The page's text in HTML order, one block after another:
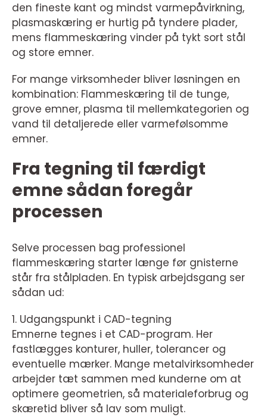
den fineste kant og mindst varmepåvirkning,
plasmaskæring er hurtig på tyndere plader,
mens flammeskæring vinder på tykt sort stål
og store emner.
For mange virksomheder bliver løsningen en
kombination: Flammeskæring til de tunge,
grove emner, plasma til mellemkategorien og
vand til detaljerede eller varmefølsomme
emner.
Fra tegning til færdigt
emne sådan foregår
processen
Selve processen bag professionel
flammeskæring starter længe før gnisterne
står fra stålpladen. En typisk arbejdsgang ser
sådan ud:
1. Udgangspunkt i CAD-tegning
Emnerne tegnes i et CAD-program. Her
fastlægges konturer, huller, tolerancer og
eventuelle mærker. Mange metalvirksomheder
arbejder tæt sammen med kunderne om at
optimere geometrien, så materialeforbrug og
skæretid bliver så lav som muligt.